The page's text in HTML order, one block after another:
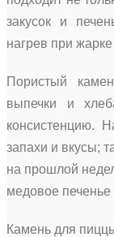
закусок и
нагрев при
Пористый
выпечки и
консистенцию.
запахи и вкусы;
на прошлой
медовое печенье
Камень для